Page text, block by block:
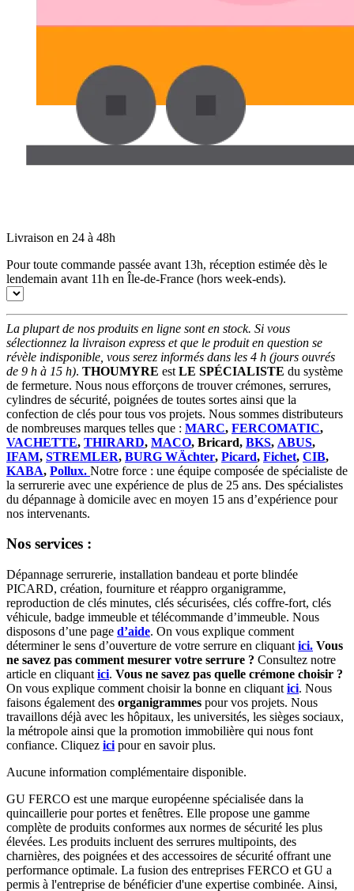
Livraison en 24 à 48h
Pour toute commande passée avant 13h, réception estimée dès le
lendemain avant 11h en Île-de-France (hors week-ends).
La plupart de nos produits en ligne sont en stock. Si vous
sélectionnez la livraison express et que le produit en question se
révèle indisponible, vous serez informés dans les 4 h (jours ouvrés
de 9 h à 15 h). THOUMYRE est LE SPÉCIALISTE du système
de fermeture. Nous nous efforçons de trouver crémones, serrures,
cylindres de sécurité, poignées de toutes sortes ainsi que la
confection de clés pour tous vos projets. Nous sommes distributeurs
de nombreuses marques telles que : MARC, FERCOMATIC,
VACHETTE, THIRARD, MACO, Bricard, BKS, ABUS,
IFAM, STREMLER, BURG WÄchter, Picard, Fichet, CIB,
KABA, Pollux. Notre force : une équipe composée de spécialiste de
la serrurerie avec une expérience de plus de 25 ans. Des spécialistes
du dépannage à domicile avec en moyen 15 ans d’expérience pour
nos intervenants.
Nos services :
Dépannage serrurerie, installation bandeau et porte blindée
PICARD, création, fourniture et réappro organigramme,
reproduction de clés minutes, clés sécurisées, clés coffre-fort, clés
véhicule, badge immeuble et télécommande d’immeuble. Nous
disposons d’une page d’aide. On vous explique comment
déterminer le sens d’ouverture de votre serrure en cliquant ici. Vous
ne savez pas comment mesurer votre serrure ? Consultez notre
article en cliquant ici. Vous ne savez pas quelle crémone choisir ?
On vous explique comment choisir la bonne en cliquant ici. Nous
faisons également des organigrammes pour vos projets. Nous
travaillons déjà avec les hôpitaux, les universités, les sièges sociaux,
la métropole ainsi que la promotion immobilière qui nous font
confiance. Cliquez ici pour en savoir plus.
Aucune information complémentaire disponible.
GU FERCO est une marque européenne spécialisée dans la
quincaillerie pour portes et fenêtres. Elle propose une gamme
complète de produits conformes aux normes de sécurité les plus
élevées. Les produits incluent des serrures multipoints, des
charnières, des poignées et des accessoires de sécurité offrant une
performance optimale. La fusion des entreprises FERCO et GU a
permis à l'entreprise de bénéficier d'une expertise combinée. Ainsi,